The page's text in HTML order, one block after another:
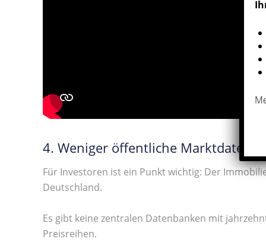
4. Weniger öffentliche Marktdaten
Für Investoren ist ein Punkt wichtig: Der
Deutschland.
Es gibt keine zentralen Datenbanken mit
Preisreihen.